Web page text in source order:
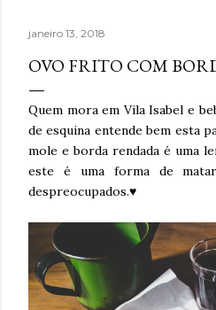
janeiro 13, 2018
OVO FRITO COM
Quem mora em Vila Isabel e
de esquina entende bem esta
mole e borda rendada é uma
este é uma forma de
despreocupados.♥